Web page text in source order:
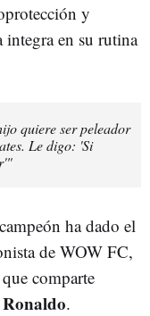
y
integra en su rutina
quiere ser peleador
Le digo: 'Si
ha dado el
de WOW FC,
comparte
Ronaldo.